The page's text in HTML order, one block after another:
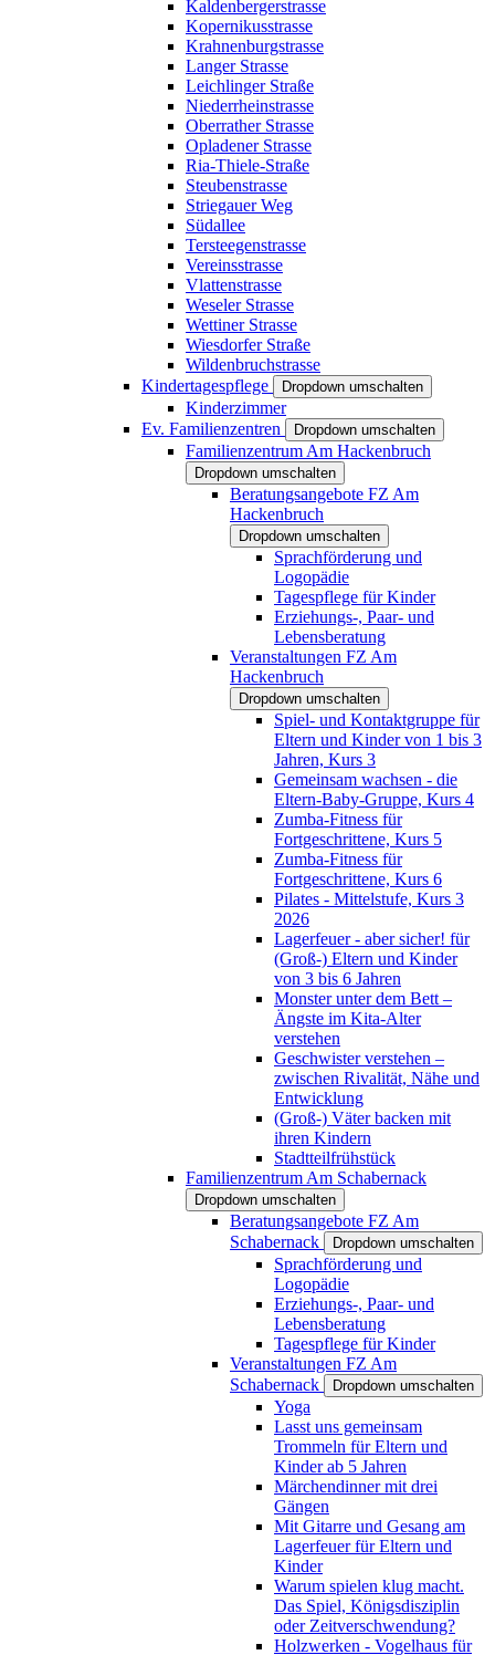
Kaldenbergerstrasse
Kopernikusstrasse
Krahnenburgstrasse
Langer Strasse
Leichlinger Straße
Niederrheinstrasse
Oberrather Strasse
Opladener Strasse
Ria-Thiele-Straße
Steubenstrasse
Striegauer Weg
Südallee
Tersteegenstrasse
Vereinsstrasse
Vlattenstrasse
Weseler Strasse
Wettiner Strasse
Wiesdorfer Straße
Wildenbruchstrasse
Kindertagespflege
Dropdown umschalten
Kinderzimmer
Ev. Familienzentren
Dropdown umschalten
Familienzentrum Am Hackenbruch
Dropdown umschalten
Beratungsangebote FZ Am
Hackenbruch
Dropdown umschalten
Sprachförderung und
Logopädie
Tagespflege für Kinder
Erziehungs-, Paar- und
Lebensberatung
Veranstaltungen FZ Am
Hackenbruch
Dropdown umschalten
Spiel- und Kontaktgruppe für
Eltern und Kinder von 1 bis 3
Jahren, Kurs 3
Gemeinsam wachsen - die
Eltern-Baby-Gruppe, Kurs 4
Zumba-Fitness für
Fortgeschrittene, Kurs 5
Zumba-Fitness für
Fortgeschrittene, Kurs 6
Pilates - Mittelstufe, Kurs 3
2026
Lagerfeuer - aber sicher! für
(Groß-) Eltern und Kinder
von 3 bis 6 Jahren
Monster unter dem Bett –
Ängste im Kita-Alter
verstehen
Geschwister verstehen –
zwischen Rivalität, Nähe und
Entwicklung
(Groß-) Väter backen mit
ihren Kindern
Stadtteilfrühstück
Familienzentrum Am Schabernack
Dropdown umschalten
Beratungsangebote FZ Am
Schabernack
Dropdown umschalten
Sprachförderung und
Logopädie
Erziehungs-, Paar- und
Lebensberatung
Tagespflege für Kinder
Veranstaltungen FZ Am
Schabernack
Dropdown umschalten
Yoga
Lasst uns gemeinsam
Trommeln für Eltern und
Kinder ab 5 Jahren
Märchendinner mit drei
Gängen
Mit Gitarre und Gesang am
Lagerfeuer für Eltern und
Kinder
Warum spielen klug macht.
Das Spiel, Königsdisziplin
oder Zeitverschwendung?
Holzwerken - Vogelhaus für